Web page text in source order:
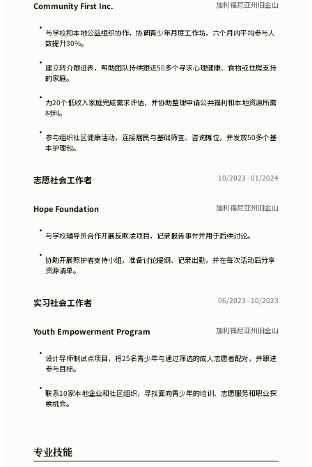
Community First Inc. 加利福尼亚州旧金山
• 与学校和本地公益组织协作，协调青少年月度工作坊，六个月内平均参与人
数提升30%。
• 建立转介跟进表，帮助团队持续跟进50多个寻求心理健康、食物或住房支持
的家庭。
• 为20个低收入家庭完成需求评估，并协助整理申请公共福利和本地资源所需
材料。
• 参与组织社区健康活动，连接居民与基础筛查、咨询摊位，并发放50多个基
本护理包。
志愿社会工作者 10/2023 - 01/2024
Hope Foundation 加利福尼亚州旧金山
• 与学校辅导员合作开展反欺凌项目，记录报告事件并用于后续讨论。
• 协助开展照护者支持小组，准备讨论提纲、记录出勤，并在每次活动后分享
资源清单。
实习社会工作者 06/2023 - 10/2023
Youth Empowerment Program 加利福尼亚州旧金山
• 设计导师制试点项目，将25名青少年与通过筛选的成人志愿者配对，并跟进
参与目标。
• 联系10家本地企业和社区组织，寻找面向青少年的培训、志愿服务和职业探
索机会。
专业技能